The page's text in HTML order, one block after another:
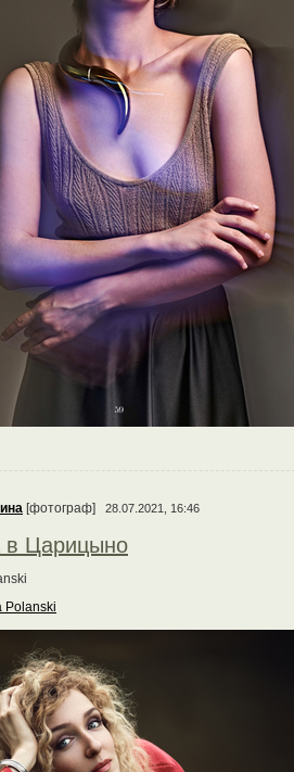
[фотограф] 28.07.2021, 16:46
в Царицыно
Polanski